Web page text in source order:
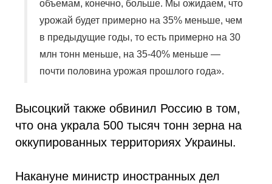
объемам, конечно, больше. Мы ожидаем, что
урожай будет примерно на 35% меньше, чем
в предыдущие годы, то есть примерно на 30
млн тонн меньше, на 35-40% меньше —
почти половина урожая прошлого года».
Высоцкий также обвинил Россию в том,
что она украла 500 тысяч тонн зерна на
оккупированных территориях Украины.
Накануне министр иностранных дел